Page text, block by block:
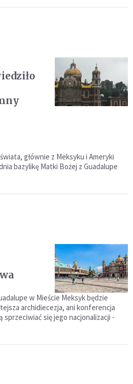
głównie z Meksyku i Ameryki
bazylikę Matki Bożej z Guadalupe
w Mieście Meksyk będzie
archidiecezja, ani konferencja
się jego nacjonalizacji -